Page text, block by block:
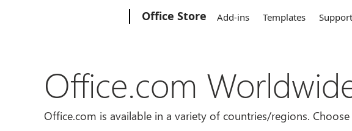
Office Store Add-ins Templates Support
Office.com
Office.com is available in a variety of countries/regions.